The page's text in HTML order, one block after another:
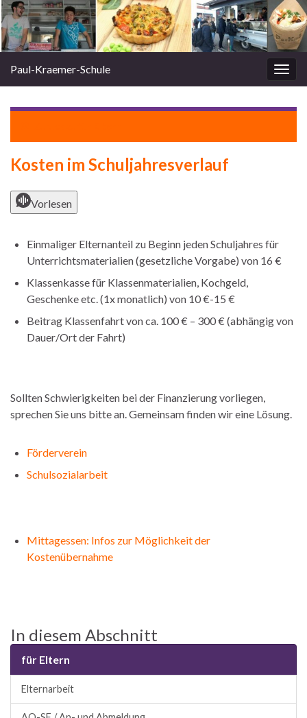
Paul-Kraemer-Schule
Kosten im Schuljahresverlauf
Vorlesen
Einmaliger Elternanteil zu Beginn jeden Schuljahres für
Unterrichtsmaterialien (gesetzliche Vorgabe) von 16 €
Klassenkasse für Klassenmaterialien, Kochgeld,
Geschenke etc. (1x monatlich) von 10 €-15 €
Beitrag Klassenfahrt von ca. 100 € – 300 € (abhängig von
Dauer/Ort der Fahrt)
Sollten Schwierigkeiten bei der Finanzierung vorliegen,
sprechen Sie uns bitte an. Gemeinsam finden wir eine Lösung.
Förderverein
Schulsozialarbeit
Mittagessen: Infos zur Möglichkeit der
Kostenübernahme
In diesem Abschnitt
für Eltern
Elternarbeit